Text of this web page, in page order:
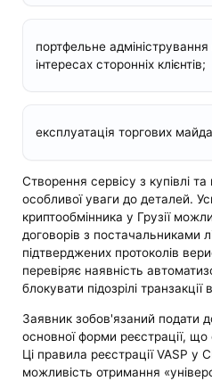
портфельне адміністрування
інтересах сторонніх клієнтів;
експлуатація торгових
Створення сервісу з купівлі
особливої уваги до деталей.
криптообмінника у Грузії
договорів з постачальниками
підтверджених протоколів
перевіряє наявність
блокувати підозрілі
Заявник зобов'язаний подати
основної форми реєстрації,
Ці правила реєстрації VASP у
можливість отримання